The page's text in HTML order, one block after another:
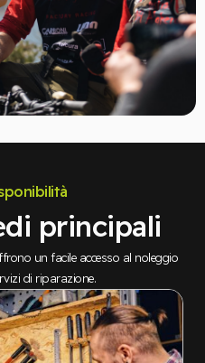
principali
un facile accesso al noleggio
di riparazione.